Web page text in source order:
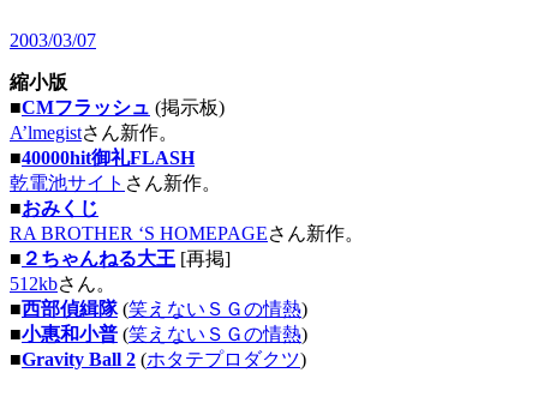
2003/03/07
縮小版
■CMフラッシュ (掲示板)
A’lmegistさん新作。
■40000hit御礼FLASH
乾電池サイト さん新作。
■おみくじ
RA BROTHER ‘S HOMEPAGEさん新作。
■ ２ちゃんねる大王 [再掲]
512kbさん。
■西部偵緝隊(笑えないＳＧの情熱)
■小惠和小普 (笑えないＳＧの情熱)
■Gravity Ball 2 (ホタテプロダクツ)